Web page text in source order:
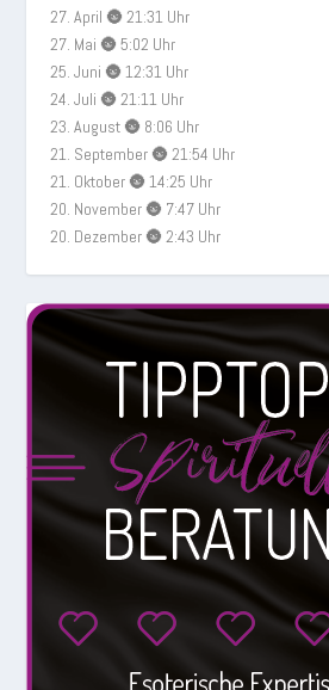
27. April 🌚 21:31 Uhr
27. Mai 🌚 5:02 Uhr
25. Juni 🌚 12:31 Uhr
24. Juli 🌚 21:11 Uhr
23. August 🌚 8:06 Uhr
21. September 🌚 21:54 Uhr
21. Oktober 🌚 14:25 Uhr
20. November 🌚 7:47 Uhr
20. Dezember 🌚 2:43 Uhr